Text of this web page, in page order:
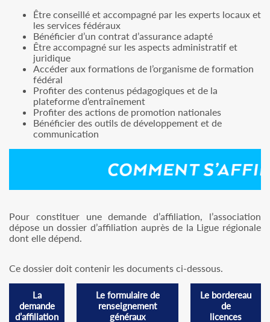
Être conseillé et accompagné par les experts locaux et
les services fédéraux
Bénéficier d’un contrat d’assurance adapté
Être accompagné sur les aspects administratif et
juridique
Accéder aux formations de l’organisme de formation
fédéral
Profiter des contenus pédagogiques et de la
plateforme d’entraînement
Profiter des actions de promotion nationales
Bénéficier des outils de développement et de
communication
Pour constituer une demande d’affiliation, l’association
dépose un dossier d’affiliation auprès de la Ligue régionale
dont elle dépend.
Ce dossier doit contenir les documents ci-dessous.
La
demande
d’affiliation
Le formulaire de
renseignement
généraux
Le bordereau
de
licences